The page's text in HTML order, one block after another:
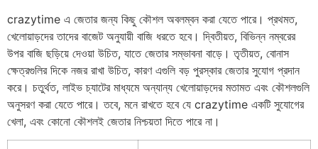
crazytime এ জেতার জন্য কিছু কৌশল অবলম্বন করা যেতে পারে। প্রথমত,
খেলোয়াড়দের তাদের বাজেট অনুযায়ী বাজি ধরতে হবে। দ্বিতীয়ত, বিভিন্ন নম্বরের
উপর বাজি ছড়িয়ে দেওয়া উচিত, যাতে জেতার সম্ভাবনা বাড়ে। তৃতীয়ত, বোনাস
ক্ষেত্রগুলির দিকে নজর রাখা উচিত, কারণ এগুলি বড় পুরস্কার জেতার সুযোগ প্রদান
করে। চতুর্থত, লাইভ চ্যাটের মাধ্যমে অন্যান্য খেলোয়াড়দের মতামত এবং কৌশলগুলি
অনুসরণ করা যেতে পারে। তবে, মনে রাখতে হবে যে crazytime একটি সুযোগের
খেলা, এবং কোনো কৌশলই জেতার নিশ্চয়তা দিতে পারে না।